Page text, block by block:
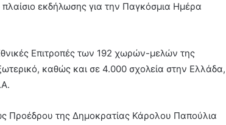
εκδήλωσης για την Παγκόσμια Ημέρα
Επιτροπές των 192 χωρών-μελών της
καθώς και σε 4.000 σχολεία στην Ελλάδα,
Προέδρου της Δημοκρατίας Κάρολου Παπούλια